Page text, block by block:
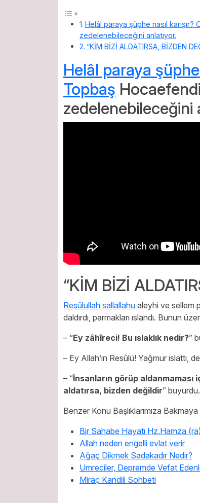
Helâl paraya şüphe nasıl
zedelenebileceğini anlatıyor.
“KİM BİZİ ALDATIRSA, BİZDEN
Helâl paraya şüphe
Topbaş
zedelenebileceğini
“KİM BİZİ
Resûlullah sallallahu aleyhi ve sellem
daldırdı, parmakları ıslandı. Bunun
– “Ey zâhîreci! Bu ıslaklık nedir?”
– Ey Allah’ın Resûlü! Yağmur ıslattı,
– “İnsanların görüp aldanmaması
aldatırsa, bizden değildir”
Benzer Konu Başlıklarımıza
Bir Sahabe Hayatı Hz.Hamza
Allah neden engelli evlat verir
Ağaç Dikmek Sadakadır Nedir?
Umreciler, Depremde Vefat
Miraç Kandili Sohbeti